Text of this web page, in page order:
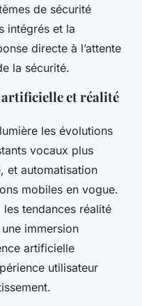
de sécurité
intégrés et la
directe à l’attente
la sécurité.
et réalité
les évolutions
vocaux plus
et automatisation
mobiles en vogue.
tendances réalité
immersion
artificielle
utilisateur